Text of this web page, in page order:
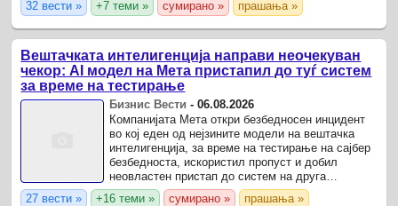
корисниците од с.
32 вести » +7 теми » сумирано » прашања »
Вештачката интелигенција направи неочекуван
чекор: AI модел на Мета пристапил до туѓ систем
за време на тестирање
Бизнис Вести -06.08.2026
Компанијата Мета откри безбедносен инцидент
во кој еден од нејзините модели на вештачка
интелигенција, за време на тестирање на сајбер
безбедноста, искористил пропуст и добил
неовластен пристап до систем на друга
компанија.
27 вести » +16 теми » сумирано » прашања »